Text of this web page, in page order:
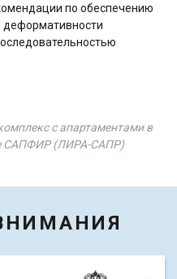
по обеспечению
деформативности
с апартаментами в
САПФИР (ЛИРА-САПР)